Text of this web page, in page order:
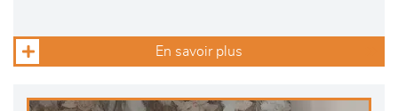
En savoir plus